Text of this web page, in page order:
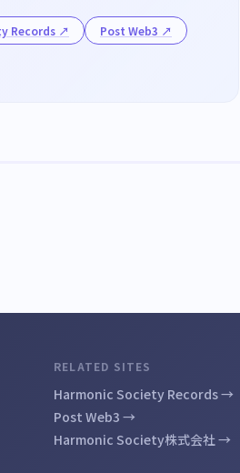
Records
Post Web3
RELATED SITES
Harmonic Society Records →
Post Web3 →
Harmonic Society株式会社 →